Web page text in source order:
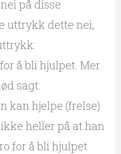
på disse
uttrykk dette nei,
å bli hjulpet. Mer
sagt:
kan hjelpe (frelse)
heller på at han
for å bli hjulpet